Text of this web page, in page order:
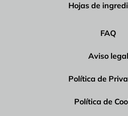
Hojas de
FAQ
Aviso legal
Política de
Política de